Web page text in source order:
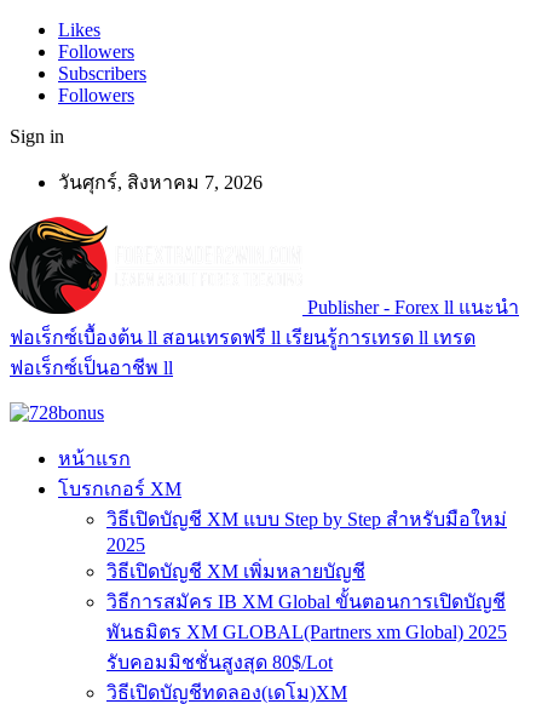
Likes
Followers
Subscribers
Followers
Sign in
วันศุกร์, สิงหาคม 7, 2026
Publisher - Forex ll แนะนำ
ฟอเร็กซ์เบื้องต้น ll สอนเทรดฟรี ll เรียนรู้การเทรด ll เทรด
ฟอเร็กซ์เป็นอาชีพ ll
หน้าแรก
โบรกเกอร์ XM
วิธีเปิดบัญชี XM แบบ Step by Step สำหรับมือใหม่
2025
วิธีเปิดบัญชี XM เพิ่มหลายบัญชี
วิธีการสมัคร IB XM Global ขั้นตอนการเปิดบัญชี
พันธมิตร XM GLOBAL(Partners xm Global) 2025
รับคอมมิชชั่นสูงสุด 80$/Lot
วิธีเปิดบัญชีทดลอง(เดโม)XM